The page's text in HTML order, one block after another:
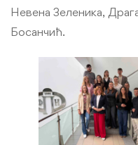
Невена Зеленика,
Босанчић.